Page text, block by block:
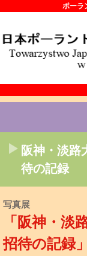
ポーラ
阪神・淡路
待の記録
写真展
「阪神・淡
招待の記録」